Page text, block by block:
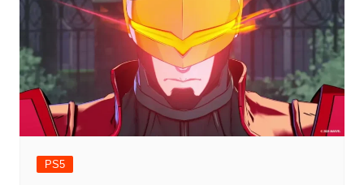
PS5